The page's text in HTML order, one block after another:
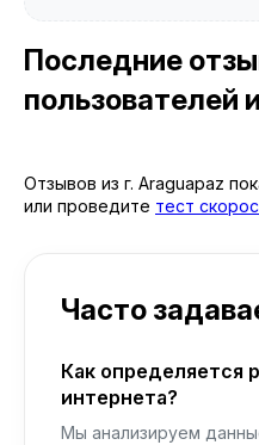
Последние
пользователей
Отзывов из г. Araguapaz
или проведите тест
Часто
Как определяется
интернета?
Мы анализируем